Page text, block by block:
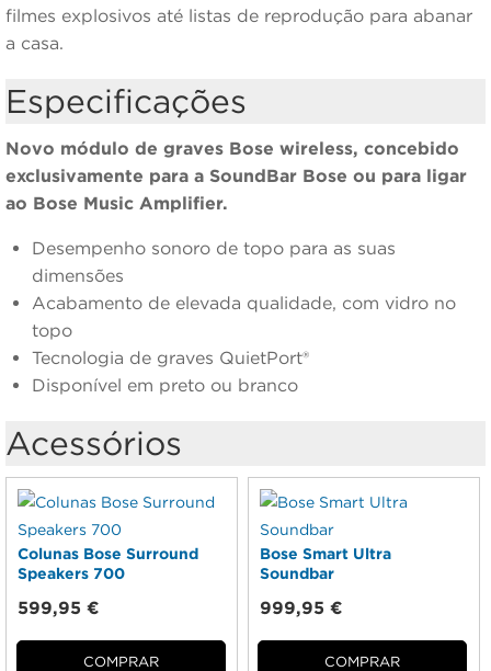
filmes explosivos até listas de reprodução para abanar
a casa.
Especificações
Novo módulo de graves Bose wireless, concebido
exclusivamente para a SoundBar Bose ou para ligar
ao Bose Music Amplifier.
Desempenho sonoro de topo para as suas
dimensões
Acabamento de elevada qualidade, com vidro no
topo
Tecnologia de graves QuietPort®
Disponível em preto ou branco
Acessórios
Colunas Bose Surround
Speakers 700
599,95 €
COMPRAR
Bose Smart Ultra
Soundbar
999,95 €
COMPRAR